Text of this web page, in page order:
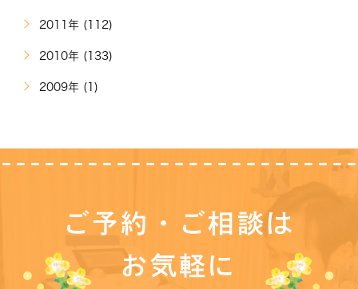
2011年 (112)
2010年 (133)
2009年 (1)
ご予約・ご相談は
お気軽に